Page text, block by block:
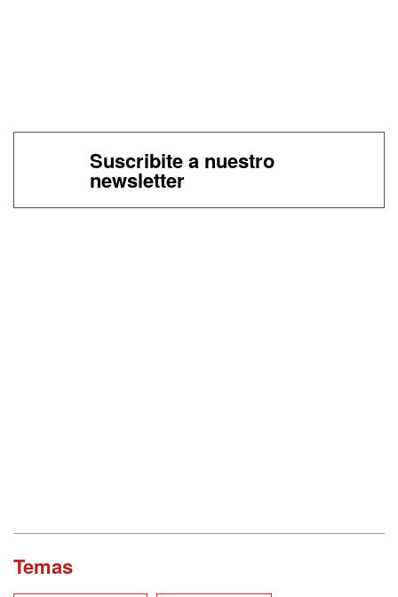
Suscribite a nuestro
newsletter
Temas